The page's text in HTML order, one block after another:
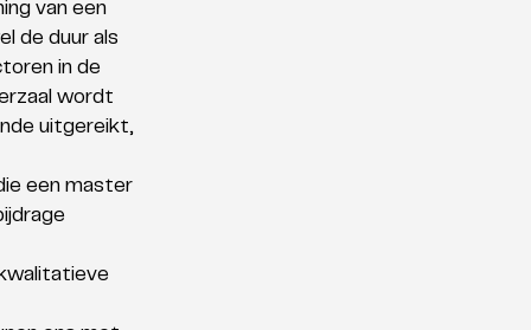
van een
de duur als
in de
wordt
uitgereikt,
een master